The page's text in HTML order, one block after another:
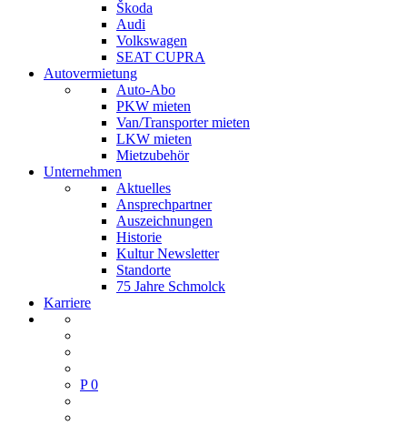
Škoda
Audi
Volkswagen
SEAT CUPRA
Autovermietung
Auto-Abo
PKW mieten
Van/Transporter mieten
LKW mieten
Mietzubehör
Unternehmen
Aktuelles
Ansprechpartner
Auszeichnungen
Historie
Kultur Newsletter
Standorte
75 Jahre Schmolck
Karriere
P 0